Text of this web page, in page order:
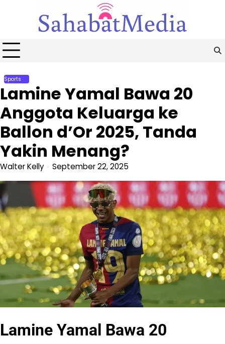
Sports
Lamine Yamal Bawa 20
Anggota Keluarga ke
Ballon d’Or 2025, Tanda
Yakin Menang?
Walter Kelly September 22, 2025
Lamine Yamal Bawa 20